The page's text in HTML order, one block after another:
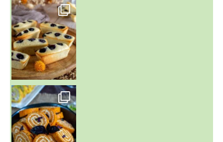
~ FINANCIERS MYRTILLES ET CITRON ~
Aujourd'hu